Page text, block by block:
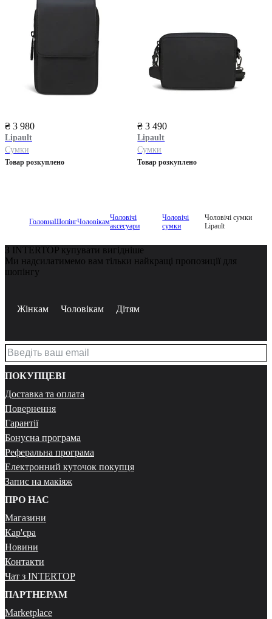
₴ 3 980
Lipault
Сумки
Товар розкуплено
₴ 3 490
Lipault
Сумки
Товар розкуплено
ГоловнаШопінгЧоловікамЧоловічі
аксесуари
Чоловічі
сумки
Чоловічі сумки
Lipault
З INTERTOP купувати вигідніше
Ми надсилатимемо вам тільки найкращі пропозиції для
шопінгу
Жінкам Чоловікам Дітям
ПОКУПЦЕВІ
Доставка та оплата
Повернення
Гарантії
Бонусна програма
Реферальна програма
Електронний куточок покупця
Запис на макіяж
ПРО НАС
Магазини
Кар'єра
Новини
Контакти
Чат з INTERTOP
ПАРТНЕРАМ
Marketplace